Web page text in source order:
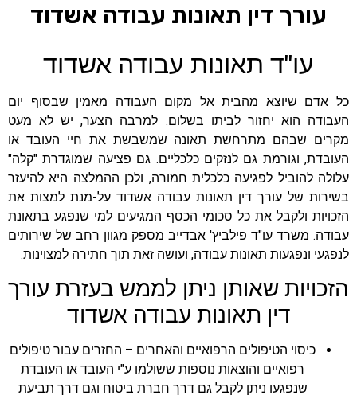
עורך דין תאונות עבודה אשדוד
עו"ד תאונות עבודה אשדוד
כל אדם שיוצא מהבית אל מקום העבודה מאמין שבסוף יום
העבודה הוא יחזור לביתו בשלום. למרבה הצער, יש לא מעט
מקרים שבהם מתרחשת תאונה שמשבשת את חיי העובד או
העובדת, וגורמת גם לנזקים כלכליים. גם פציעה שמוגדרת "קלה"
עלולה להוביל לפגיעה כלכלית חמורה, ולכן ההמלצה היא להיעזר
בשירות של עורך דין תאונות עבודה אשדוד על-מנת למצות את
הזכויות ולקבל את כל סכומי הכסף המגיעים למי שנפגע בתאונת
עבודה. משרד עו"ד פילביץ' אבדייב מספק מגוון רחב של שירותים
לנפגעי ונפגעות תאונות עבודה, ועושה זאת תוך חתירה למצוינות.
הזכויות שאותן ניתן לממש בעזרת עורך
דין תאונות עבודה אשדוד
כיסוי הטיפולים הרפואיים והאחרים – החזרים עבור טיפולים
רפואיים והוצאות נוספות ששולמו ע"י העובד או העובדת
שנפגעו ניתן לקבל גם דרך חברת ביטוח וגם דרך תביעת